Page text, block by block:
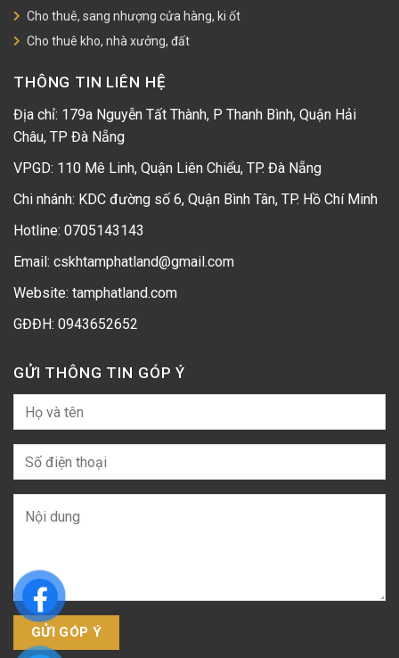
Cho thuê, sang nhượng cửa hàng, ki ốt
Cho thuê kho, nhà xưởng, đất
THÔNG TIN LIÊN HỆ
Địa chỉ: 179a Nguyễn Tất Thành, P Thanh Bình, Quận Hải
Châu, TP Đà Nẵng
VPGD: 110 Mê Linh, Quận Liên Chiểu, TP. Đà Nẵng
Chi nhánh: KDC đường số 6, Quận Bình Tân, TP. Hồ Chí Minh
Hotline: 0705143143
Email: cskhtamphatland@gmail.com
Website: tamphatland.com
GĐĐH: 0943652652
GỬI THÔNG TIN GÓP Ý